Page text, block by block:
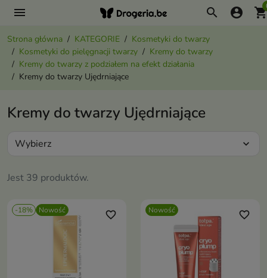
menu search account_circle
Strona główna KATEGORIE
Kosmetyki do twarzy
Kosmetyki do pielęgnacji twarzy
Kremy do twarzy
Kremy do twarzy z podziałem na efekt działania
Kremy do twarzy Ujędrniające
Kremy do twarzy Ujędrniające
Jest 39 produktów.
Wybierz expand_more
-18% Nowość favorite_border Nowość favorite_border